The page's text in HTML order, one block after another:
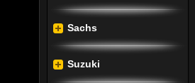
Sachs
Suzuki